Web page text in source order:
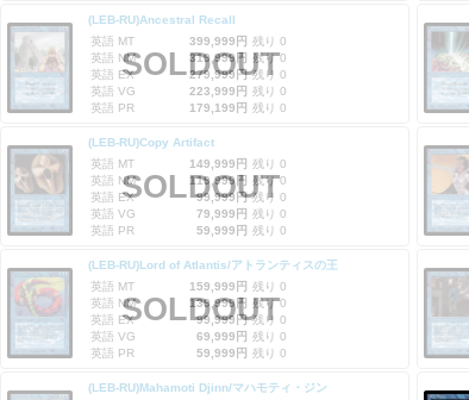
(LEB-RU)Ancestral Recall
英語 MT
399,999円 残り 0
英語 NM
319,999円 残り 0
英語 EX
279,999円 残り 0
英語 VG
223,999円 残り 0
英語 PR
179,199円 残り 0
SOLDOUT
(LEB-RU)Copy Artifact
英語 MT
149,999円 残り 0
英語 NM
119,999円 残り 0
英語 EX
99,999円 残り 0
英語 VG
79,999円 残り 0
英語 PR
59,999円 残り 0
SOLDOUT
(LEB-RU)Lord of Atlantis/アトランティスの王
英語 MT
159,999円 残り 0
英語 NM
139,999円 残り 0
英語 EX
99,999円 残り 0
英語 VG
69,999円 残り 0
英語 PR
59,999円 残り 0
SOLDOUT
(LEB-RU)Mahamoti Djinn/マハモティ・ジン